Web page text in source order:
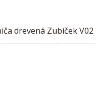
drevená Zubíček V02